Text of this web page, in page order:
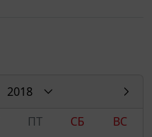
2018
ПТ СБ
ВС